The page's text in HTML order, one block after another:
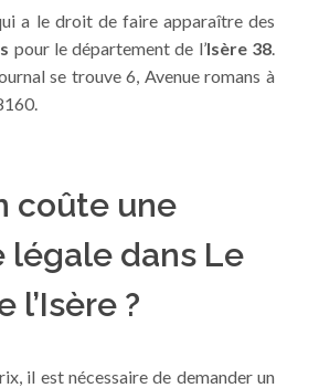
a le droit de faire apparaître des
pour le département de l’Isère 38.
se trouve 6, Avenue romans à
coûte une
légale dans Le
l’Isère ?
il est nécessaire de demander un